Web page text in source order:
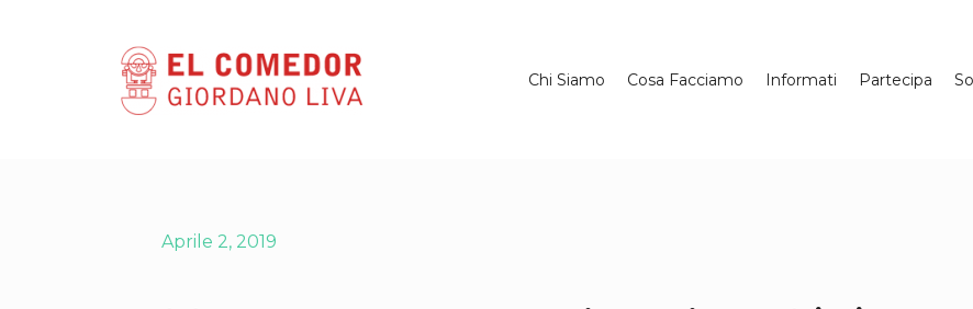
Chi Siamo Cosa Facciamo Informati Partecipa
Aprile 2, 2019